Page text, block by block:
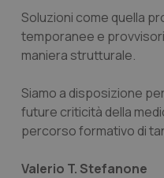
Soluzioni come quella
temporanee e
maniera strutturale.
Siamo a disposizione
future criticità della
percorso formativo di
Valerio T. Stefanone